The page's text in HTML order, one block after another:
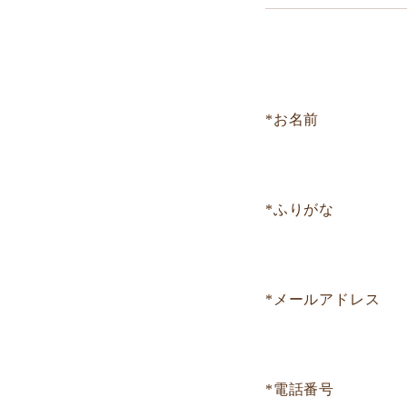
*お名前
*ふりがな
*メールアドレス
*電話番号